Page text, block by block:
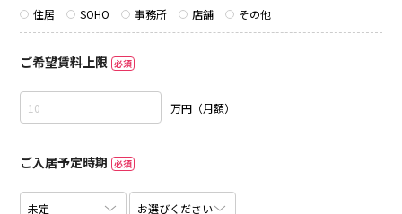
住居 SOHO 事務所 店舗 その他
ご希望賃料上限 必須
万円（月額）
ご入居予定時期 必須